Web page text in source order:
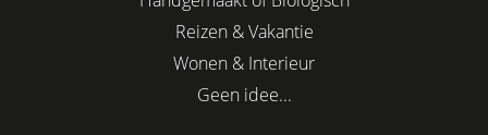
Reizen & Vakantie
Wonen & Interieur
Geen idee...